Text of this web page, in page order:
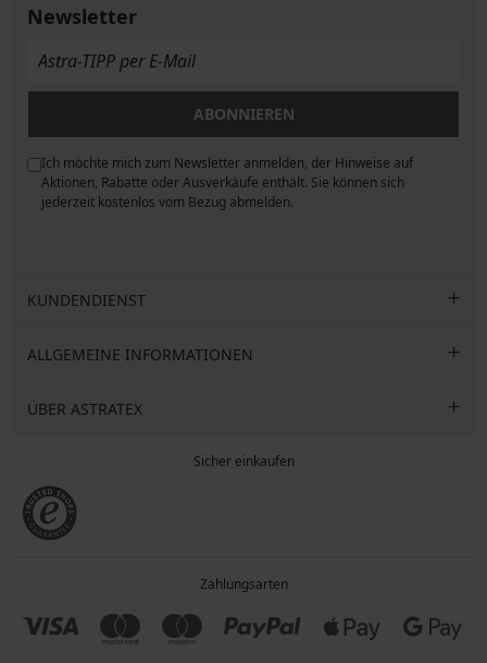
Newsletter
ABONNIEREN
Ich möchte mich zum Newsletter anmelden, der Hinweise auf
Aktionen, Rabatte oder Ausverkäufe enthält. Sie können sich
jederzeit kostenlos vom Bezug abmelden.
KUNDENDIENST
ALLGEMEINE INFORMATIONEN
ÜBER ASTRATEX
Sicher einkaufen
Zahlungsarten